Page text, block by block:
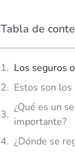
Tabla de
Los seguros
Estos son
¿Qué es un
importante?
¿Dónde se